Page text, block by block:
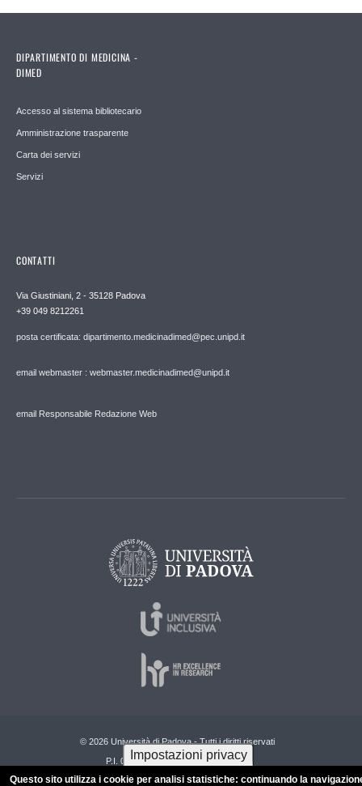
DIPARTIMENTO DI MEDICINA -
DIMED
Accesso al sistema bibliotecario
Amministrazione trasparente
Carta dei servizi
Servizi
CONTATTI
Via Giustiniani, 2 - 35128 Padova
+39 049 8212261
posta certificata: dipartimento.medicinadimed@pec.unipd.it
email webmaster : webmaster.medicinadimed@unipd.it
email Responsabile Redazione Web
© 2026 Università di Padova - Tutti i diritti riservati
P.I. 00742430283 C.F. 80006480281
Impostazioni privacy
Questo sito utilizza i cookie per analisi statistiche: continuando la